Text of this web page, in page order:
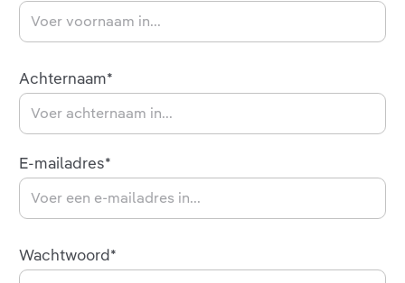
Achternaam*
E-mailadres*
Wachtwoord*